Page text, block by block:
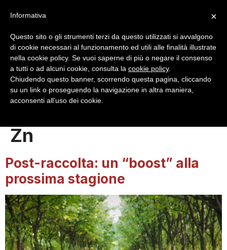
Login Registrazione
Zn
Post-raccolta: un “boost” alla
prossima stagione
×
Informativa
Questo sito o gli strumenti terzi da questo utilizzati si avvalgono
di cookie necessari al funzionamento ed utili alle finalità illustrate
nella cookie policy. Se vuoi saperne di più o negare il consenso
a tutti o ad alcuni cookie, consulta la cookie policy.
Chiudendo questo banner, scorrendo questa pagina, cliccando
su un link o proseguendo la navigazione in altra maniera,
acconsenti all’uso dei cookie.